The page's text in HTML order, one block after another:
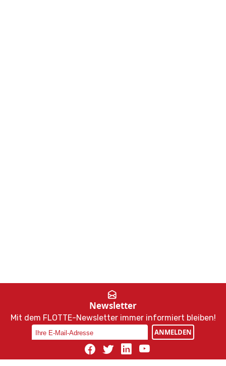
Newsletter
Mit dem FLOTTE-Newsletter immer informiert bleiben!
ANMELDEN